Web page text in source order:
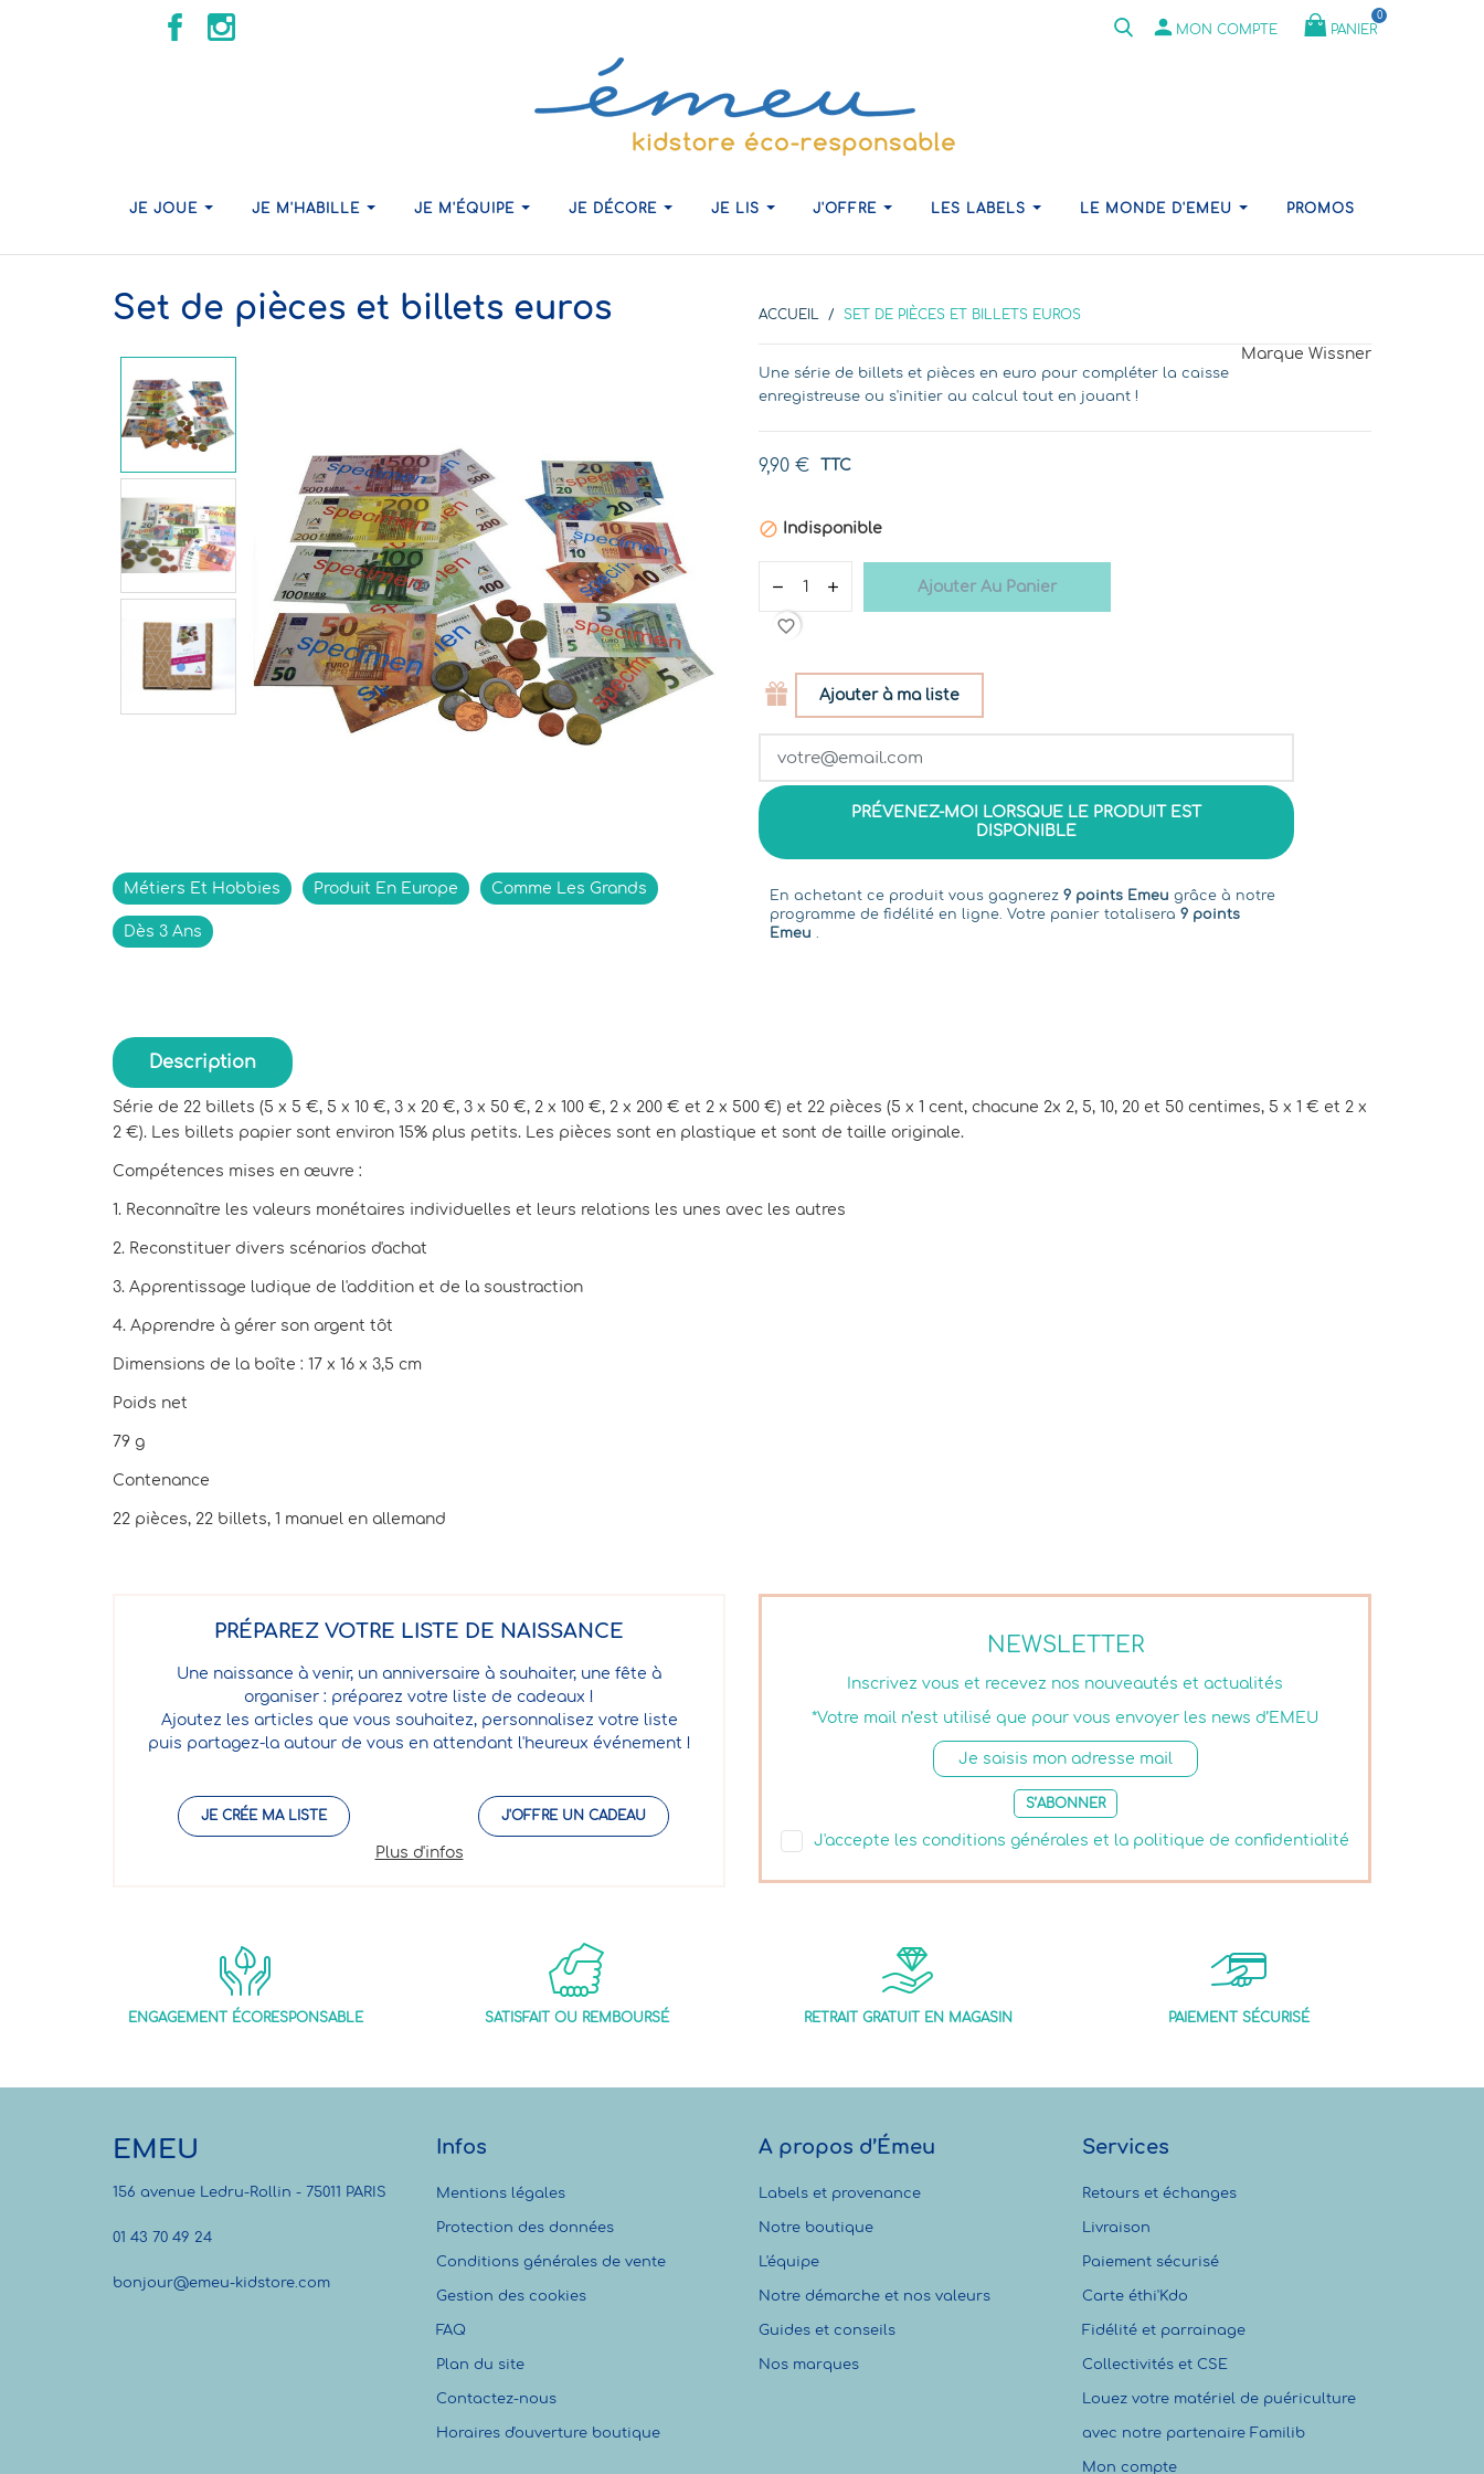
person MON COMPTE
0
PANIER
JE JOUE JE M'HABILLE JE M'ÉQUIPE JE DÉCORE JE LIS J'OFFRE LES LABELS LE MONDE D'EMEU PROMOS
Set de pièces et billets euros
Métiers Et Hobbies Produit En Europe Comme Les Grands
Dès 3 Ans
ACCUEIL SET DE PIÈCES ET BILLETS EUROS
Marque Wissner
Une série de billets et pièces en euro pour compléter la caisse
enregistreuse ou s'initier au calcul tout en jouant !
9,90 € TTC
 Indisponible
Ajouter Au Panier
favorite_border
Ajouter à ma liste
PRÉVENEZ-MOI LORSQUE LE PRODUIT EST
DISPONIBLE
En achetant ce produit vous gagnerez 9 points Emeu grâce à notre
programme de fidélité en ligne. Votre panier totalisera 9 points
Emeu
Description
Série de 22 billets (5 x 5 €, 5 x 10 €, 3 x 20 €, 3 x 50 €, 2 x 100 €, 2 x 200 € et 2 x 500 €) et 22 pièces (5 x 1 cent, chacune 2x 2, 5, 10, 20 et 50 centimes, 5 x 1 € et 2 x
2 €). Les billets papier sont environ 15% plus petits. Les pièces sont en plastique et sont de taille originale.
Compétences mises en œuvre :
1. Reconnaître les valeurs monétaires individuelles et leurs relations les unes avec les autres
2. Reconstituer divers scénarios d'achat
3. Apprentissage ludique de l'addition et de la soustraction
4. Apprendre à gérer son argent tôt
Dimensions de la boîte : 17 x 16 x 3,5 cm
Poids net
79 g
Contenance
22 pièces, 22 billets, 1 manuel en allemand
PRÉPAREZ VOTRE LISTE DE NAISSANCE
Une naissance à venir, un anniversaire à souhaiter, une fête à
organiser : préparez votre liste de cadeaux !
Ajoutez les articles que vous souhaitez, personnalisez votre liste
puis partagez-la autour de vous en attendant l'heureux événement !
JE CRÉE MA LISTE J'OFFRE UN CADEAU
Plus d'infos
NEWSLETTER
Inscrivez vous et recevez nos nouveautés et actualités
*Votre mail n’est utilisé que pour vous envoyer les news d’EMEU
S’ABONNER
J'accepte les conditions générales et la politique de confidentialité
ENGAGEMENT ÉCORESPONSABLE SATISFAIT OU REMBOURSÉ RETRAIT GRATUIT EN MAGASIN PAIEMENT SÉCURISÉ
EMEU
156 avenue Ledru-Rollin - 75011 PARIS
01 43 70 49 24
bonjour@emeu-kidstore.com
Infos
Mentions légales
Protection des données
Conditions générales de vente
Gestion des cookies
FAQ
Plan du site
Contactez-nous
Horaires d'ouverture boutique
A propos d’Émeu
Labels et provenance
Notre boutique
L'équipe
Notre démarche et nos valeurs
Guides et conseils
Nos marques
Services
Retours et échanges
Livraison
Paiement sécurisé
Carte éthi'Kdo
Fidélité et parrainage
Collectivités et CSE
Louez votre matériel de puériculture
avec notre partenaire Familib
Mon compte